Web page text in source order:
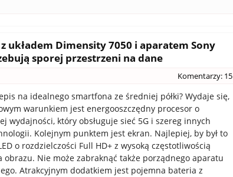
układem Dimensity 7050 i aparatem Sony
sporej przestrzeni na dane
Komentarzy: 15
na idealnego smartfona ze średniej półki? Wydaje się,
warunkiem jest energooszczędny procesor o
wydajności, który obsługuje sieć 5G i szereg innych
Kolejnym punktem jest ekran. Najlepiej, by był to
o rozdzielczości Full HD+ z wysoką częstotliwością
obrazu. Nie może zabraknąć także porządnego aparatu
Atrakcyjnym dodatkiem jest pojemna bateria z